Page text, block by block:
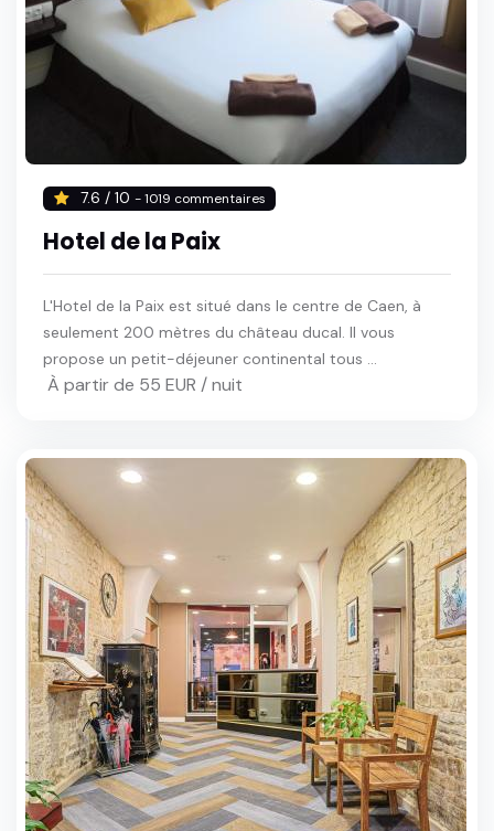
7.6 / 10 - 1019 commentaires
Hotel de la Paix
L'Hotel de la Paix est situé dans le centre de Caen, à
seulement 200 mètres du château ducal. Il vous
propose un petit-déjeuner continental tous ...
À partir de 55 EUR / nuit